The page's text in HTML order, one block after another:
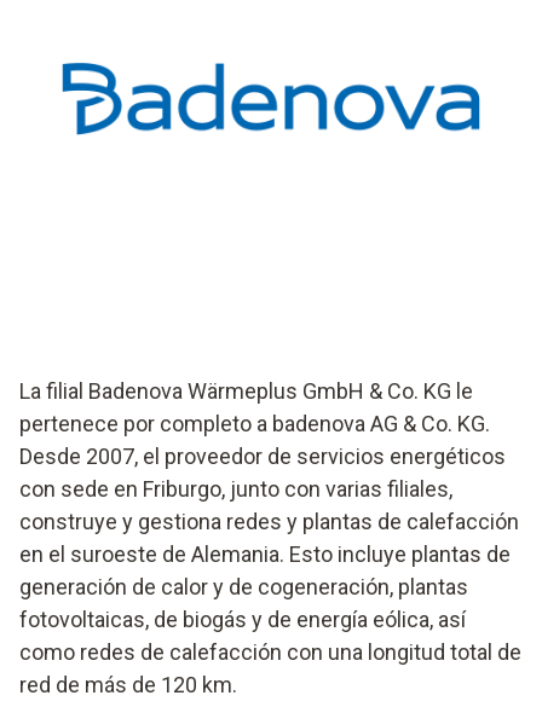
La filial Badenova Wärmeplus GmbH & Co. KG le
pertenece por completo a badenova AG & Co. KG.
Desde 2007, el proveedor de servicios energéticos
con sede en Friburgo, junto con varias filiales,
construye y gestiona redes y plantas de calefacción
en el suroeste de Alemania. Esto incluye plantas de
generación de calor y de cogeneración, plantas
fotovoltaicas, de biogás y de energía eólica, así
como redes de calefacción con una longitud total de
red de más de 120 km.